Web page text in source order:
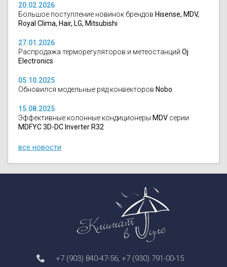
20.02.2026
Большое поступление новинок брендов Hisense, MDV,
Royal Clima, Hair, LG, Mitsubishi
27.01.2026
Распродажа терморегуляторов и метеостанций Oj
Electronics
05.10.2025
Обновился модельные ряд конвекторов Nobo
15.08.2025
Эффективные колонные кондиционеры MDV серии
MDFYC 3D-DC Inverter R32
все новости
+7 (903) 840-47-56 +7 (930) 791-00-15